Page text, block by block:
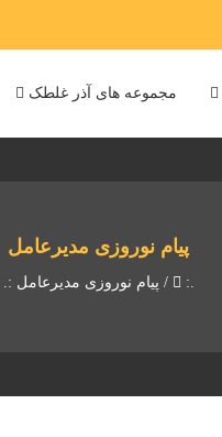
مجموعه های آذر غلطک
پیام نوروزی مدیرعامل
.:
/ پیام نوروزی مدیرعامل :.